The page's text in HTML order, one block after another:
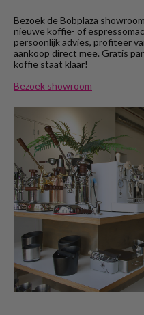
Bezoek de Bobplaza
nieuwe koffie- of
persoonlijk advies, profiteer
aankoop direct mee. Gratis
koffie staat klaar!
Bezoek showroom